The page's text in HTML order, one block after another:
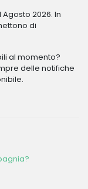
2026. In
di
al momento?
delle notifiche